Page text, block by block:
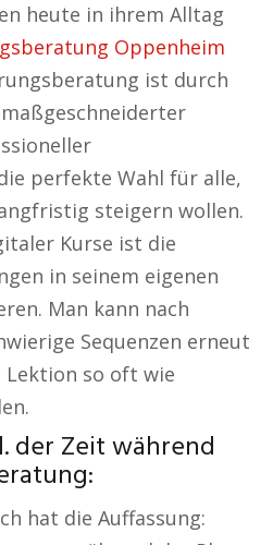
heute in ihrem Alltag
Oppenheim
ist durch
perfekte Wahl für alle,
steigern wollen.
Kurse ist die
in seinem eigenen
Man kann nach
Sequenzen erneut
so oft wie
der Zeit während
hat die Auffassung: